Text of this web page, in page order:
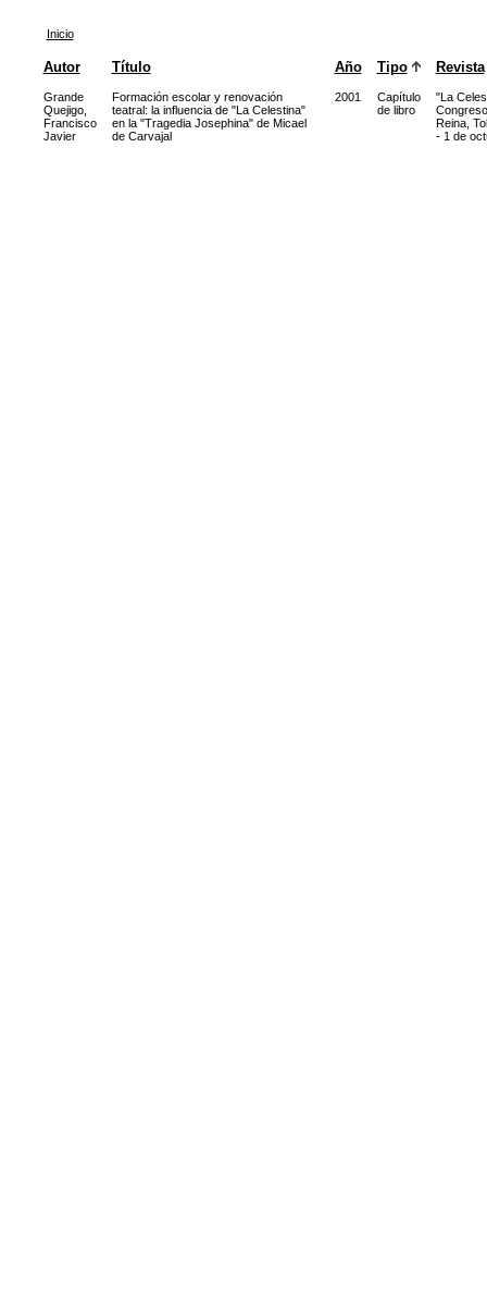
Inicio
Autor Título Año Tipo Revista
Grande
Quejigo,
Francisco
Javier
Formación escolar y renovación
teatral: la influencia de "La Celestina"
en la "Tragedia Josephina" de Micael
de Carvajal
2001
Capítulo
de libro
"La
Reina,
- 1 de